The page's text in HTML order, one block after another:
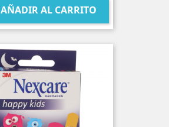
AÑADIR AL CARRITO